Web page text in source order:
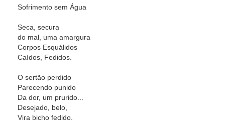
Sofrimento sem Água
Seca, secura
do mal, uma amargura
Corpos Esquálidos
Caídos, Fedidos.
O sertão perdido
Parecendo punido
Da dor, um prurido...
Desejado, belo,
Vira bicho fedido.